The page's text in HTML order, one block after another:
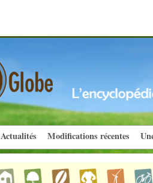
Actualités Modifications récentes